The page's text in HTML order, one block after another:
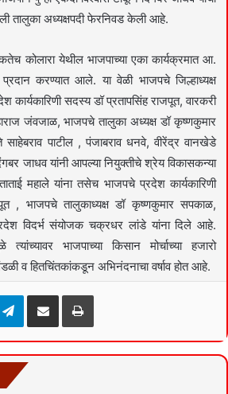
तालुका अध्यक्षपदी फेरनिवड केली आहे.
कोलारा येथील भाजपाच्या एका कार्यक्रमात आ.
प्रदान करण्यात आले. या वेळी भाजपचे जिल्हाध्यक्ष
कार्यकारिणी सदस्य डॉ प्रतापसिंह राजपूत, वारकरी
जंवजाळ, भाजपचे तालुका अध्यक्ष डॉ कृष्णकुमार
पाटील , पंजाबराव धनवे, वीरेंद्र वानखेडे
जाधव यांनी आपल्या नियुक्तीचे श्रेय विकासकन्या
महाले यांना तसेच भाजपचे प्रदेश कार्यकारिणी
, भाजपचे तालुकाध्यक्ष डॉ कृष्णकुमार सपकाळ,
प्रदेश विदर्भ संयोजक चक्रधर लांडे यांना दिले आहे.
भाजपाच्या किसान मोर्चाच्या हजारो
व हितचिंतकांकडून अभिनंदनाचा वर्षाव होत आहे.
TelegramShare via Email Print